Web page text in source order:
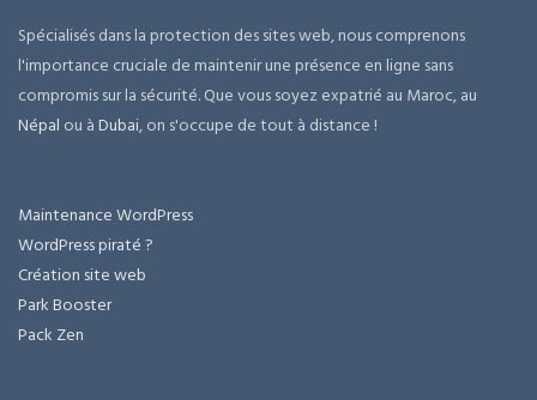
Spécialisés dans la protection des sites web, nous comprenons
l'importance cruciale de maintenir une présence en ligne sans
compromis sur la sécurité. Que vous soyez expatrié au Maroc, au
Népal ou àDubai, on s'occupe de tout à distance !
Maintenance WordPress
WordPress piraté ?
Création site web
Park Booster
Pack Zen